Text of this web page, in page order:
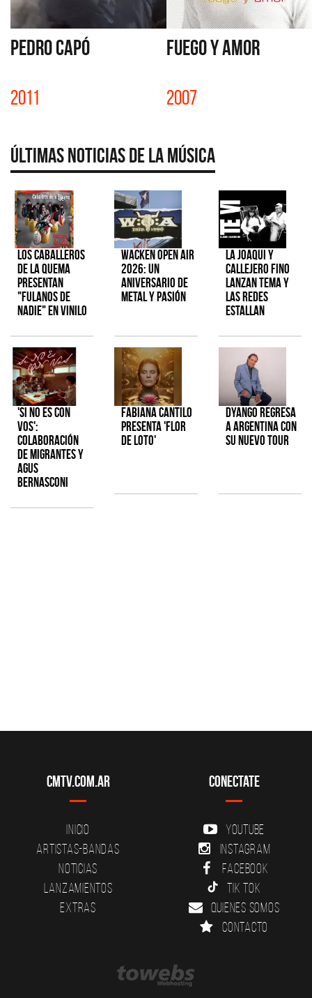
PEDRO CAPÓ
2011
FUEGO Y AMOR
2007
Últimas Noticias de la Música
Los Caballeros
de la Quema
presentan
"Fulanos de
Nadie" en vinilo
Wacken Open Air
2026: Un
aniversario de
metal y pasión
La Joaqui y
Callejero Fino
lanzan tema y
las redes
estallan
'Si No Es Con
Vos':
colaboración
de Migrantes y
Agus
Bernasconi
Fabiana Cantilo
presenta 'Flor
de Loto'
Dyango regresa
a Argentina con
su nuevo tour
CMTV.com.ar
Inicio
Artistas-Bandas
Noticias
Lanzamientos
Extras
Conectate
YouTube
Instagram
Facebook
Tik Tok
Quienes somos
Contacto